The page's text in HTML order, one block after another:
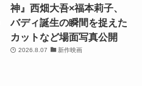
神』西畑大吾×福本莉子、
バディ誕生の瞬間を捉えた
カットなど場面写真公開
2026.8.07 新作映画